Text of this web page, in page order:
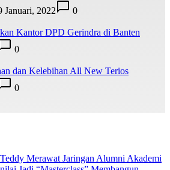
Januari, 2022
0
Kantor DPD Gerindra di Banten
0
dan Kelebihan All New Terios
0